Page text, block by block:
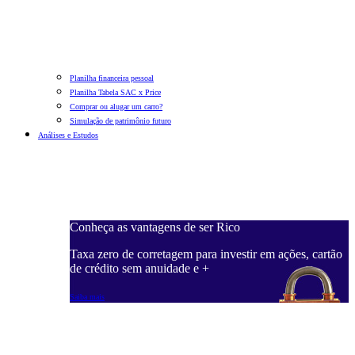
Planilha financeira pessoal
Planilha Tabela SAC x Price
Comprar ou alugar um carro?
Simulação de patrimônio futuro
Análises e Estudos
Conheça as vantagens de ser Rico
Taxa zero de corretagem para investir em ações, cartão
de crédito sem anuidade e +
Saiba mais